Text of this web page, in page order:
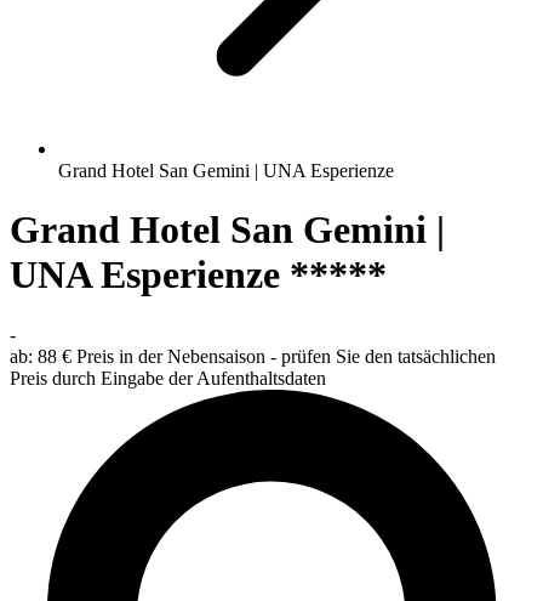
Grand Hotel San Gemini | UNA Esperienze
Grand Hotel San Gemini |
UNA Esperienze *****
-
ab: 88 € Preis in der Nebensaison - prüfen Sie den tatsächlichen
Preis durch Eingabe der Aufenthaltsdaten